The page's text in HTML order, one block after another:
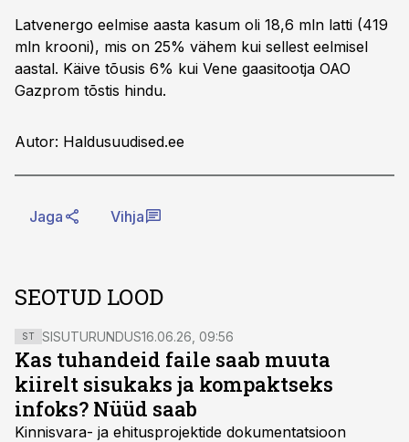
Latvenergo eelmise aasta kasum oli 18,6 mln latti (419
mln krooni), mis on 25% vähem kui sellest eelmisel
aastal. Käive tõusis 6% kui Vene gaasitootja OAO
Gazprom tõstis hindu.
Autor: Haldusuudised.ee
Jaga Vihja
SEOTUD LOOD
ST SISUTURUNDUS16.06.26, 09:56
Kas tuhandeid faile saab muuta
kiirelt sisukaks ja kompaktseks
infoks? Nüüd saab
Kinnisvara- ja ehitusprojektide dokumentatsioon